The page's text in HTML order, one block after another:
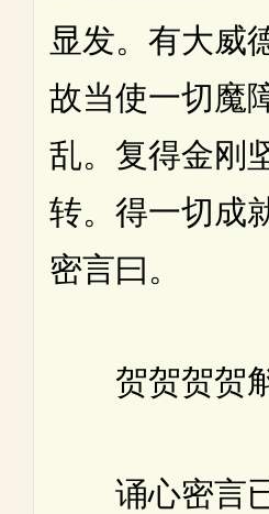
显发。有大威
故当使一切魔
乱。复得金刚
转。得一切成
密言曰。
贺贺贺贺斛
诵心密言已